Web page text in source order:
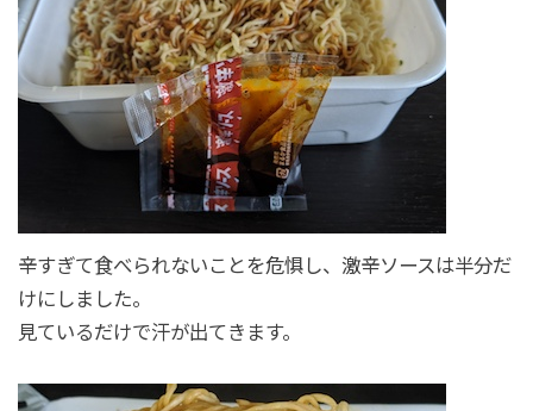
辛すぎて食べられないことを危惧し、激辛ソースは半分だ
けにしました。
見ているだけで汗が出てきます。